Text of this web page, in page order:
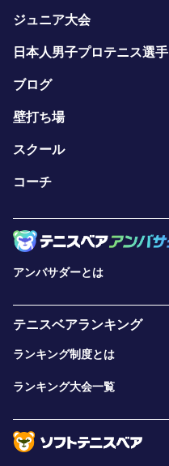
ジュニア大会
日本人男子プロテニス選手
ブログ
壁打ち場
スクール
コーチ
アンバサダーとは
テニスベアランキング
ランキング制度とは
ランキング大会一覧